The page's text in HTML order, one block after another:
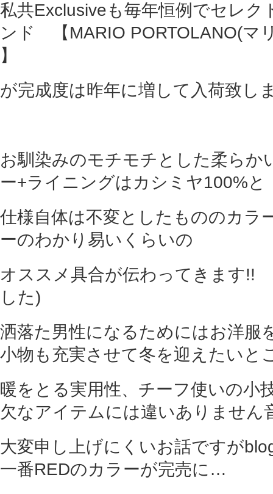
私共Exclusiveも毎年恒例でセレク
ンド 【MARIO PORTOLANO(マ
】
が完成度は昨年に増して入荷致し
お馴染みのモチモチとした柔らか
ー+ライニングはカシミヤ100%と
仕様自体は不変としたもののカラ
ーのわかり易いくらいの
オススメ具合が伝わってきます
した)
洒落た男性になるためにはお洋服
小物も充実させて冬を迎えたいと
暖をとる実用性、チーフ使いの小
欠なアイテムには違いありません
大変申し上げにくいお話ですが
一番REDのカラーが完売に…